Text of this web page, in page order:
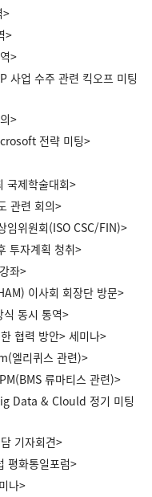
>
>
>
사업 수주 관련 킥오프 미팅
>
전략 미팅>
국제학술대회>
관련 회의>
임위원회(ISO CSC/FIN)>
투자계획 청취>
좌>
이사회 회장단 방문>
식 동시 통역>
협력 방안> 세미나>
엘리퀴스 관련)>
류마티스 관련)>
Data & Clould 정기 미팅
기자회견>
평화통일포럼>
나>